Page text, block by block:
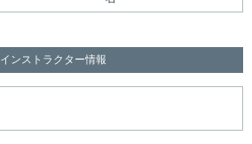
インストラクター情報